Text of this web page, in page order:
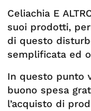
Celiachia E
suoi prodotti,
di questo
semplificata ed
In questo punto
buono spesa
l’acquisto di